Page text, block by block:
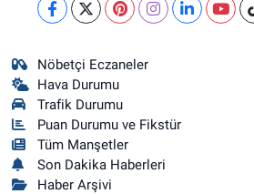
Nöbetçi Eczaneler
Hava Durumu
Trafik Durumu
Puan Durumu ve Fikstür
Tüm Manşetler
Son Dakika Haberleri
Haber Arşivi